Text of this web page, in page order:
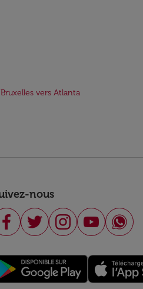
vers Atlanta
nous